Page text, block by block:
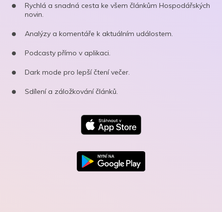
Rychlá a snadná cesta ke všem článkům Hospodářských
novin.
Analýzy a komentáře k aktuálním událostem.
Podcasty přímo v aplikaci.
Dark mode pro lepší čtení večer.
Sdílení a záložkování článků.